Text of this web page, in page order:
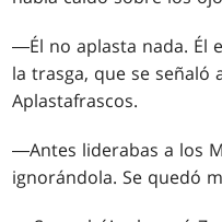
―Él no aplasta nada. Él
la trasga, que se señaló
Aplastafrascos.
―Antes liderabas a los
ignorándola. Se quedó